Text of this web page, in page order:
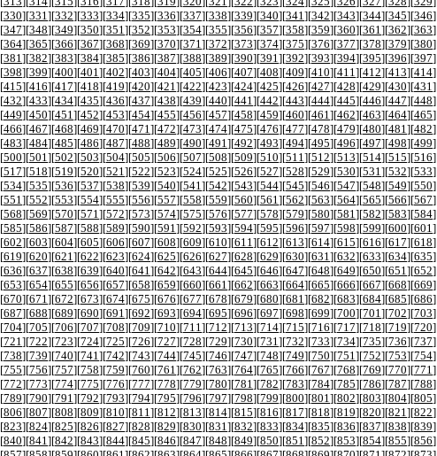
[330][331 ][332][333][334][335][336][337][338][339][340][341 ][342][343][344][345][346]
[347][348][349][350][351 ][352][353][354][355][356][357][358][359][360][361 ][362][363]
[364][365][366][367][368][369][370][371 ][372][373][374][375][376][377][378][379][380]
[381 ][382][383][384][385][386][387][388][389][390][391 ][392][393][394][395][396][397]
[398][399][400][401 ][402][403][404][405][406][407][408][409][410][411 ][412][413][414]
[415][416][417][418][419][420][421 ][422][423][424][425][426][427][428][429][430][431 ]
[432][433][434][435][436][437][438][439][440][441 ][442][443][444][445][446][447][448]
[449][450][451 ][452][453][454][455][456][457][458][459][460][461 ][462][463][464][465]
[466][467][468][469][470][471 ][472][473][474][475][476][477][478][479][480][481 ][482]
[483][484][485][486][487][488][489][490][491 ][492][493][494][495][496][497][498][499]
[500][501 ][502][503][504][505][506][507][508][509][510][511 ][512][513][514][515][516]
[517][518][519][520][521 ][522][523][524][525][526][527][528][529][530][531 ][532][533]
[534][535][536][537][538][539][540][541 ][542][543][544][545][546][547][548][549][550]
[551 ][552][553][554][555][556][557][558][559][560][561 ][562][563][564][565][566][567]
[568][569][570][571 ][572][573][574][575][576][577][578][579][580][581 ][582][583][584]
[585][586][587][588][589][590][591 ][592][593][594][595][596][597][598][599][600][601 ]
[602][603][604][605][606][607][608][609][610][611 ][612][613][614][615][616][617][618]
[619][620][621 ][622][623][624][625][626][627][628][629][630][631 ][632][633][634][635]
[636][637][638][639][640][641 ][642][643][644][645][646][647][648][649][650][651 ][652]
[653][654][655][656][657][658][659][660][661 ][662][663][664][665][666][667][668][669]
[670][671 ][672][673][674][675][676][677][678][679][680][681 ][682][683][684][685][686]
[687][688][689][690][691 ][692][693][694][695][696][697][698][699][700][701 ][702][703]
[704][705][706][707][708][709][710][711 ][712][713][714][715][716][717][718][719][720]
[721 ][722][723][724][725][726][727][728][729][730][731 ][732][733][734][735][736][737]
[738][739][740][741 ][742][743][744][745][746][747][748][749][750][751 ][752][753][754]
[755][756][757][758][759][760][761 ][762][763][764][765][766][767][768][769][770][771 ]
[772][773][774][775][776][777][778][779][780][781 ][782][783][784][785][786][787][788]
[789][790][791 ][792][793][794][795][796][797][798][799][800][801 ][802][803][804][805]
[806][807][808][809][810][811 ][812][813][814][815][816][817][818][819][820][821 ][822]
[823][824][825][826][827][828][829][830][831 ][832][833][834][835][836][837][838][839]
[840][841 ][842][843][844][845][846][847][848][849][850][851 ][852][853][854][855][856]